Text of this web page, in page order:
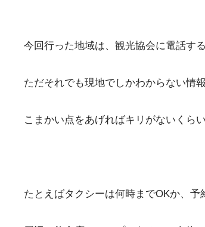
今回行った地域は、観光協会に電話す
ただそれでも現地でしかわからない情
こまかい点をあげればキリがないくらい
たとえばタクシーは何時までOKか、